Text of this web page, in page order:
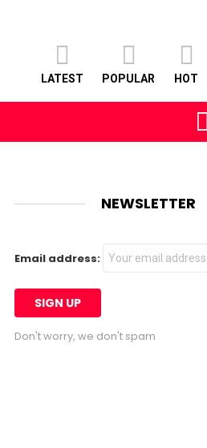
LATEST POPULAR HOT
NEWSLETTER
Email address:
Don't worry, we don't spam